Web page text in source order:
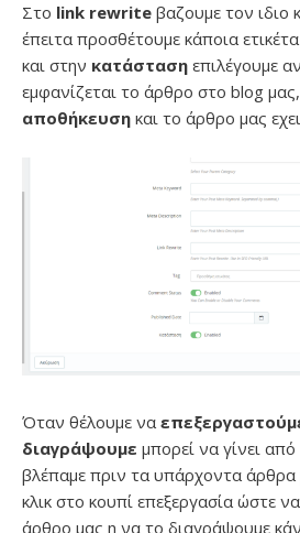
Στο link rewrite βαζουμε τον ιδιο
έπειτα προσθέτουμε κάποια
και στην κατάσταση επιλέγουμε
εμφανίζεται το άρθρο στο blog
αποθήκευση και το άρθρο μας
Όταν θέλουμε να
διαγράψουμε μπορεί να γίνει
βλέπαμε πριν τα υπάρχοντα άρθρα
κλικ στο κουπί επεξεργασία ώστε
άρθρο μας η να το διαγράψουμε